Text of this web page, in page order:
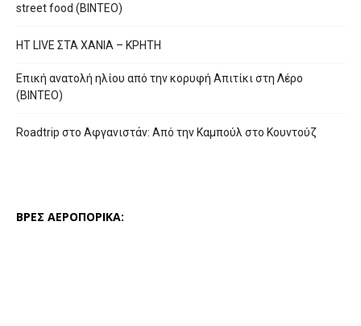
street food (ΒΙΝΤΕΟ)
HT LIVE ΣΤΑ ΧΑΝΙΑ – ΚΡΗΤΗ
Επική ανατολή ηλίου από την κορυφή Απιτίκι στη Λέρο
(ΒΙΝΤΕΟ)
Roadtrip στο Αφγανιστάν: Από την Καμπούλ στο Κουντούζ
ΒΡΕΣ ΑΕΡΟΠΟΡΙΚΑ: